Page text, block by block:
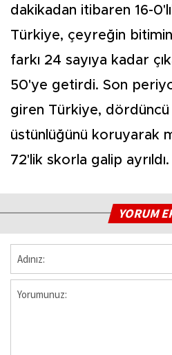
dakikadan itibaren 16-
Türkiye, çeyreğin
farkı 24 sayıya kadar
50'ye getirdi. Son
giren Türkiye,
üstünlüğünü koruyarak
72'lik skorla galip ayrıldı.
YORUM